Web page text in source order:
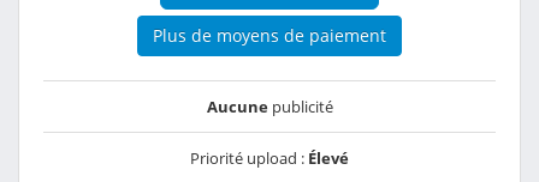
Plus de moyens de paiement
Aucunepublicité
Priorité upload : Élevé